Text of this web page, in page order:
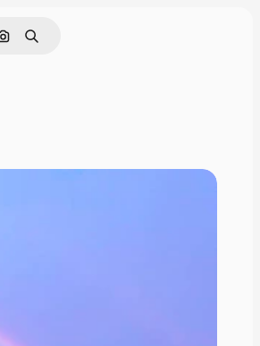
Nach Bild suchen
Suchen